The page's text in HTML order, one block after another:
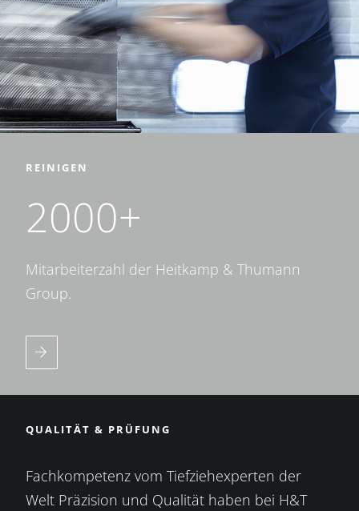
REINIGEN
2000+
Mitarbeiterzahl der Heitkamp & Thumann
Group.
QUALITÄT & PRÜFUNG
Fachkompetenz vom Tiefziehexperten der
Welt Präzision und Qualität haben bei H&T